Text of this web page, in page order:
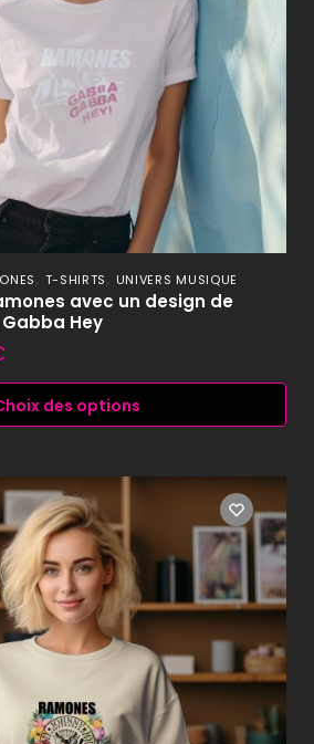
, T-SHIRTS, UNIVERS MUSIQUE
avec un design de
Hey
des options